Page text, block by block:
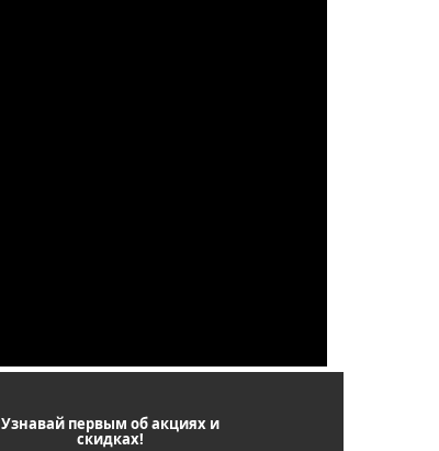
Узнавай первым об акциях и
скидках!